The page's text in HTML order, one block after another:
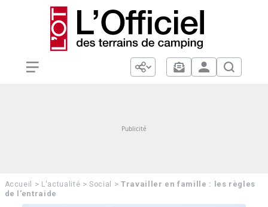
Accueil > L'actualité >Social > Travailler en famille : les règles
de l’entraide